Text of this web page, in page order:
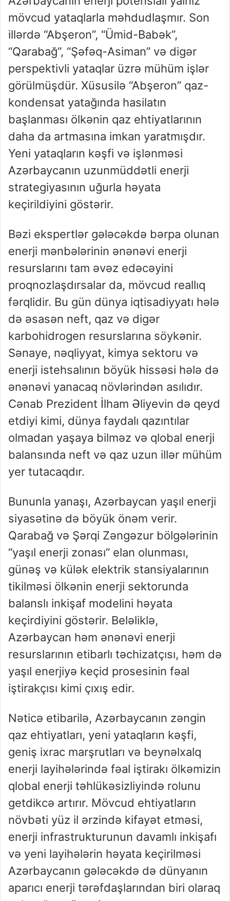
mövcud yataqlarla məhdudlaşmır. Son
illərdə “Abşeron”, “Ümid-Babək”,
“Qarabağ”, “Şəfəq-Asiman” və digər
perspektivli yataqlar üzrə mühüm işlər
görülmüşdür. Xüsusilə “Abşeron” qaz-
kondensat yatağında hasilatın
başlanması ölkənin qaz ehtiyatlarının
daha da artmasına imkan yaratmışdır.
Yeni yataqların kəşfi və işlənməsi
Azərbaycanın uzunmüddətli enerji
strategiyasının uğurla həyata
keçirildiyini göstərir.
Bəzi ekspertlər gələcəkdə bərpa olunan
enerji mənbələrinin ənənəvi enerji
resurslarını tam əvəz edəcəyini
proqnozlaşdırsalar da, mövcud reallıq
fərqlidir. Bu gün dünya iqtisadiyyatı hələ
də əsasən neft, qaz və digər
karbohidrogen resurslarına söykənir.
Sənaye, nəqliyyat, kimya sektoru və
enerji istehsalının böyük hissəsi hələ də
ənənəvi yanacaq növlərindən asılıdır.
Cənab Prezident İlham Əliyevin də qeyd
etdiyi kimi, dünya faydalı qazıntılar
olmadan yaşaya bilməz və qlobal enerji
balansında neft və qaz uzun illər mühüm
yer tutacaqdır.
Bununla yanaşı, Azərbaycan yaşıl enerji
siyasətinə də böyük önəm verir.
Qarabağ və Şərqi Zəngəzur bölgələrinin
“yaşıl enerji zonası” elan olunması,
günəş və külək elektrik stansiyalarının
tikilməsi ölkənin enerji sektorunda
balanslı inkişaf modelini həyata
keçirdiyini göstərir. Beləliklə,
Azərbaycan həm ənənəvi enerji
resurslarının etibarlı təchizatçısı, həm də
yaşıl enerjiyə keçid prosesinin fəal
iştirakçısı kimi çıxış edir.
Nəticə etibarilə, Azərbaycanın zəngin
qaz ehtiyatları, yeni yataqların kəşfi,
geniş ixrac marşrutları və beynəlxalq
enerji layihələrində fəal iştirakı ölkəmizin
qlobal enerji təhlükəsizliyində rolunu
getdikcə artırır. Mövcud ehtiyatların
növbəti yüz il ərzində kifayət etməsi,
enerji infrastrukturunun davamlı inkişafı
və yeni layihələrin həyata keçirilməsi
Azərbaycanın gələcəkdə də dünyanın
aparıcı enerji tərəfdaşlarından biri olaraq